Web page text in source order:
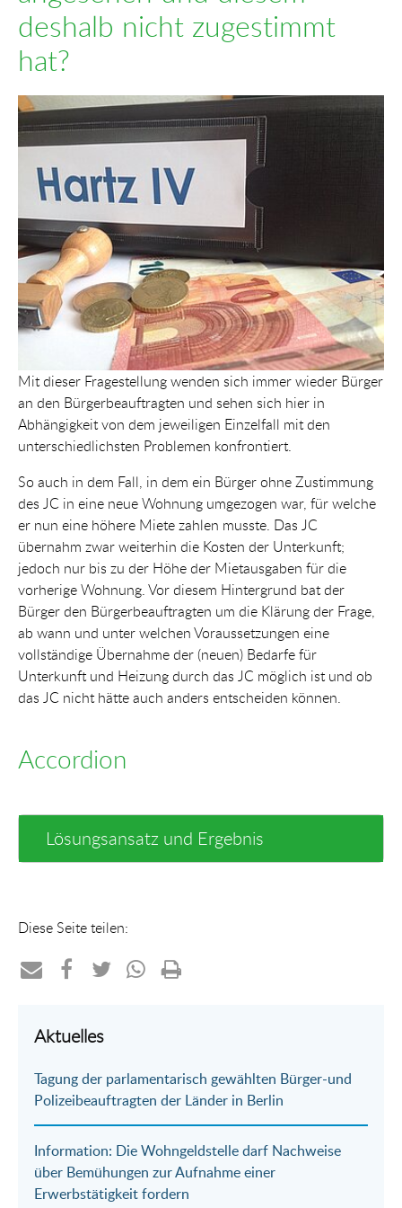
deshalb nicht zugestimmt
hat?
Show larger version for:
Mit dieser Fragestellung wenden sich immer wieder Bürger
an den Bürgerbeauftragten und sehen sich hier in
Abhängigkeit von dem jeweiligen Einzelfall mit den
unterschiedlichsten Problemen konfrontiert.
So auch in dem Fall, in dem ein Bürger ohne Zustimmung
des JC in eine neue Wohnung umgezogen war, für welche
er nun eine höhere Miete zahlen musste. Das JC
übernahm zwar weiterhin die Kosten der Unterkunft;
jedoch nur bis zu der Höhe der Mietausgaben für die
vorherige Wohnung. Vor diesem Hintergrund bat der
Bürger den Bürgerbeauftragten um die Klärung der Frage,
ab wann und unter welchen Voraussetzungen eine
vollständige Übernahme der (neuen) Bedarfe für
Unterkunft und Heizung durch das JC möglich ist und ob
das JC nicht hätte auch anders entscheiden können.
Accordion
Lösungsansatz und Ergebnis
Diese Seite teilen:
per
Mail
auf
Aktuelles
Tagung der parlamentarisch gewählten Bürger-und
Polizeibeauftragten der Länder in Berlin
Information: Die Wohngeldstelle darf Nachweise
über Bemühungen zur Aufnahme einer
Erwerbstätigkeit fordern